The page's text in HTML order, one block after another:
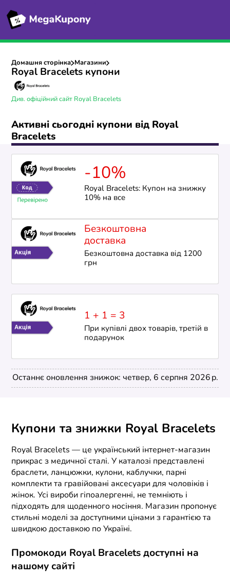
Домашня сторінка Магазини
Royal Bracelets купони
Див. офіційний сайт Royal Bracelets
Активні сьогодні купони від Royal
Bracelets
-10%
Royal Bracelets: Купон на знижку
10% на все
Безкоштовна
доставка
Безкоштовна доставка від 1200
грн
1 + 1 = 3
При купівлі двох товарів, третій в
подарунок
Останнє оновлення знижок: четвер, 6 серпня 2026 р.
Купони та знижки Royal Bracelets
Royal Bracelets — це український інтернет-магазин
прикрас з медичної сталі. У каталозі представлені
браслети, ланцюжки, кулони, каблучки, парні
комплекти та гравійовані аксесуари для чоловіків і
жінок. Усі вироби гіпоалергенні, не темніють і
підходять для щоденного носіння. Магазин пропонує
стильні моделі за доступними цінами з гарантією та
швидкою доставкою по Україні.
Промокоди Royal Bracelets доступні на
нашому сайті